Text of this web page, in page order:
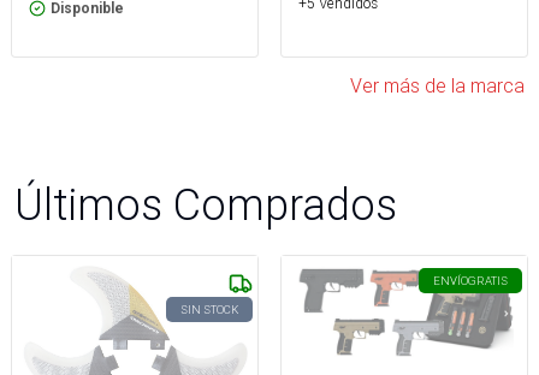
Disponible
Ver más de la marca
Últimos Comprados
SIN STOCK
ENVÍOGRATIS